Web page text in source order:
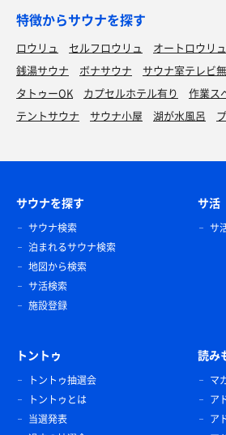
特徴からサウナを探す
ロウリュ セルフロウリュ オートロウリュ
銭湯サウナ
ボナサウナ サウナ室テレビ
タトゥーOK
カプセルホテル有り
作業ス
テントサウナ
サウナ小屋 湖が水風呂
サウナを探す
サウナ検索
泊まれるサウナ検索
地図から検索
サ活検索
施設登録
サ活
サ
トントゥ
トントゥ抽選会
トントゥとは
当選発表
読み
マ
ア
ア